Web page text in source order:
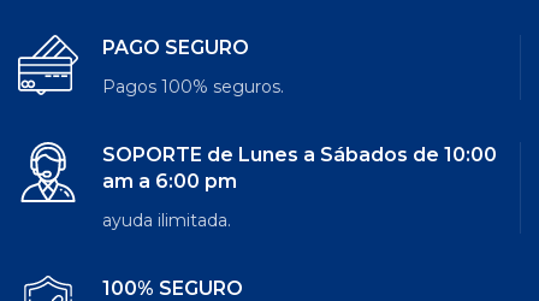
PAGO SEGURO
Pagos 100% seguros.
SOPORTE de Lunes a Sábados de 10:00
am a 6:00 pm
ayuda ilimitada.
100% SEGURO